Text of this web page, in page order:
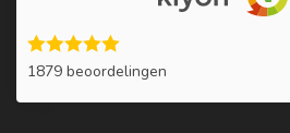
1879 beoordelingen